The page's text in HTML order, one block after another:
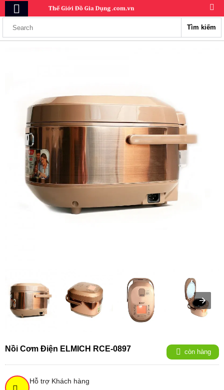
Tìm kiếm
Nồi Cơm Điện ELMICH RCE-0897 còn hàng
Hỗ trợ Khách hàng